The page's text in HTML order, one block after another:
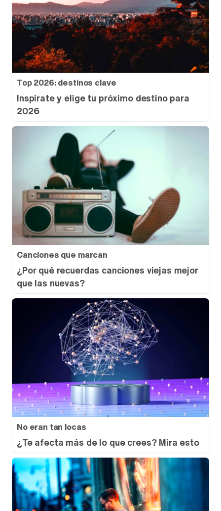
Top 2026: destinos clave
Inspírate y elige tu próximo destino para
2026
Canciones que marcan
¿Por qué recuerdas canciones viejas mejor
que las nuevas?
No eran tan locas
¿Te afecta más de lo que crees? Mira esto